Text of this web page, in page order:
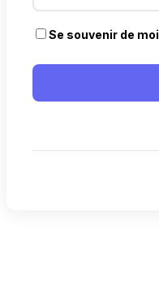
Se souvenir de moi